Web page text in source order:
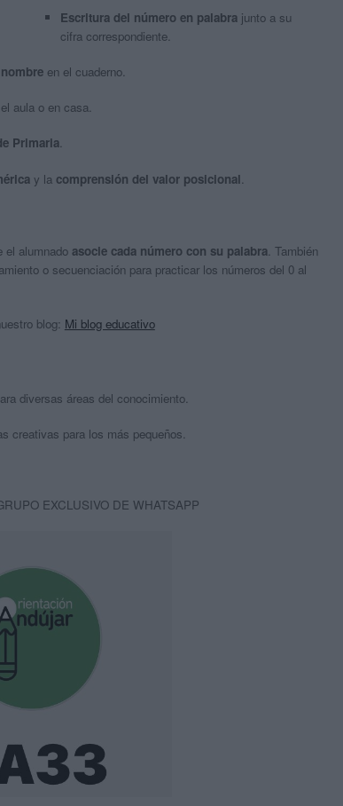
Escritura del número en palabrajunto a su
cifra correspondiente.
en el cuaderno.
aula o en casa.
Primaria.
y la comprensión del valor posicional
el alumnado asocie cada número con su palabra. También
o secuenciación para practicar los números del 0 al
blog: Mi blog educativo
diversas áreas del conocimiento.
creativas para los más pequeños.
EXCLUSIVO DE WHATSAPP